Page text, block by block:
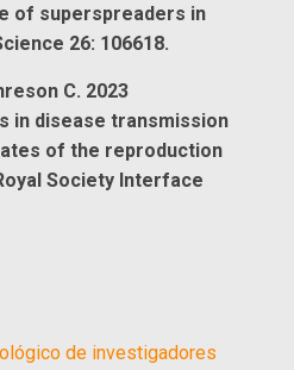
of superspreaders in
26: 106618.
C. 2023
in disease transmission
of the reproduction
Society Interface
de investigadores